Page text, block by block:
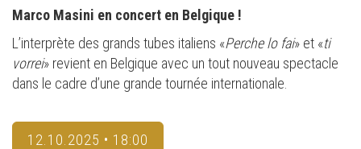
Marco Masini en concert en Belgique !
L’interprète des grands tubes italiens «Perche lo fai» et «ti
vorrei» revient en Belgique avec un tout nouveau spectacle
dans le cadre d’une grande tournée internationale.
12.10.2025 • 18:00